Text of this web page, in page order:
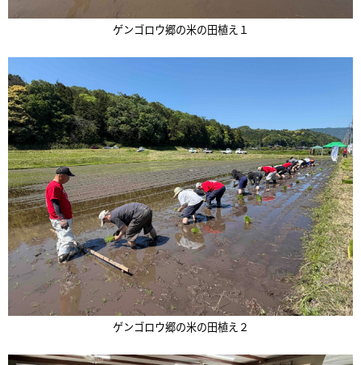
ゲンゴロウ郷の米の田植え１
ゲンゴロウ郷の米の田植え２